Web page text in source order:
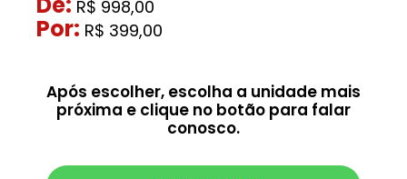
R$ 998,00
Por: R$ 399,00
Após escolher, escolha a unidade mais
próxima e clique no botão para falar
conosco.